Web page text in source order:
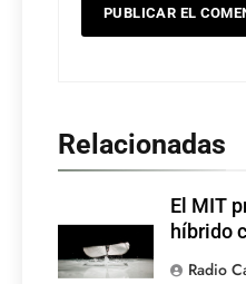
Relacionadas
El MIT
híbrido
Radio